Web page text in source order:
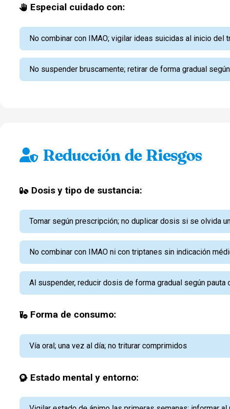
Especial cuidado con:
No combinar con IMAO; vigilar ideas suicidas al inicio del
No suspender bruscamente; retirar de forma gradual
Reducción de Riesgos
Dosis y tipo de sustancia:
Tomar según prescripción; no duplicar dosis si se olvida
No combinar con IMAO ni con triptanes sin indicación
Al suspender, reducir dosis de forma gradual según pauta
Forma de consumo:
Vía oral; una vez al día; no triturar comprimidos
Estado mental y entorno: